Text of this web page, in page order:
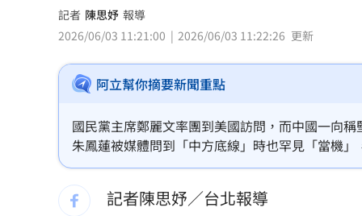
母入獄陸軍兒探監逃兵…躲一年判拘役
邱瓈寬公司營收衰退 點名王心凌、楊
收重複訂購郵件！他急做1事積蓄瞬間蒸
裘莉哥哥出櫃 認了：「我是同性戀」
父親節少了爸爸 林逸欣哭揭他生前暖
記者 陳思妤 報導
2026/06/03 11:21:00
2026/06/03 11:22:26 更新
阿立幫你摘要新聞重點
國民黨主席鄭麗文率團到美國訪問，而中國一向
朱鳳蓮被媒體問到「中方底線」時也罕見「當機
明確的，即按一個中國原則處理」。
記者陳思妤／台北報導